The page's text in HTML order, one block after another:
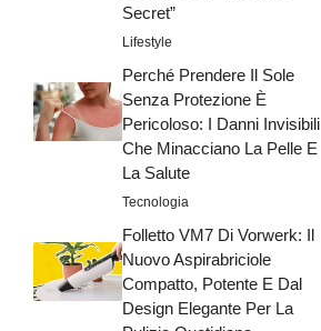
Secret”
Lifestyle
Perché Prendere Il Sole
Senza Protezione È
Pericoloso: I Danni Invisibili
Che Minacciano La Pelle E
La Salute
Tecnologia
Folletto VM7 Di Vorwerk: Il
Nuovo Aspirabriciole
Compatto, Potente E Dal
Design Elegante Per La